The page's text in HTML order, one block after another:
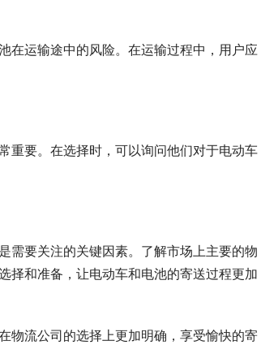
在运输途中的风险。在运输过程中，用户应
重要。在选择时，可以询问他们对于电动车
需要关注的关键因素。了解市场上主要的物
择和准备，让电动车和电池的寄送过程更加
物流公司的选择上更加明确，享受愉快的寄